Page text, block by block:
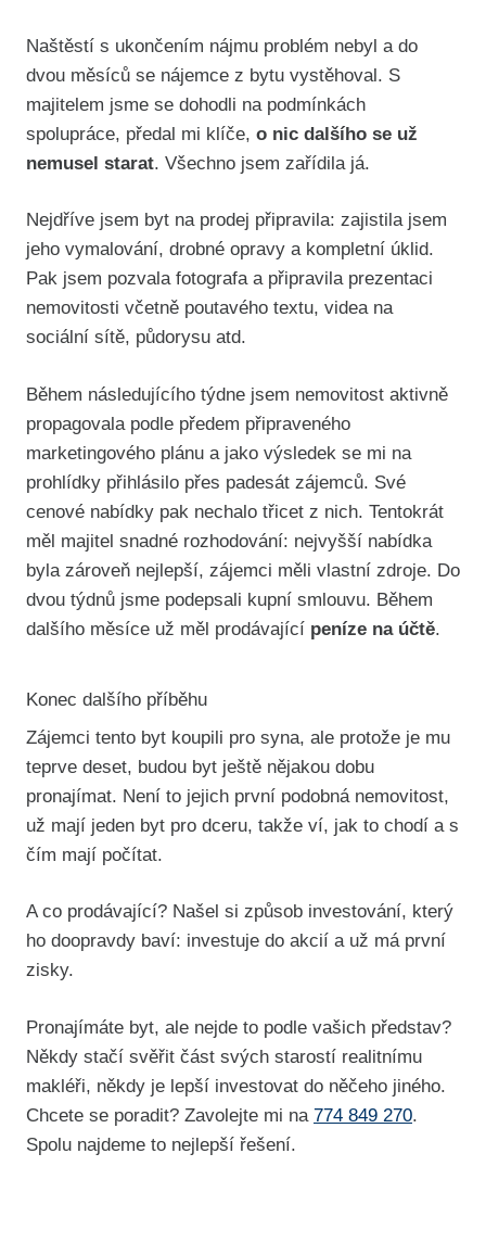
Naštěstí s ukončením nájmu problém nebyl a do
dvou měsíců se nájemce z bytu vystěhoval. S
majitelem jsme se dohodli na podmínkách
spolupráce, předal mi klíče, o nic dalšího se už
nemusel starat. Všechno jsem zařídila já.
Nejdříve jsem byt na prodej připravila: zajistila jsem
jeho vymalování, drobné opravy a kompletní úklid.
Pak jsem pozvala fotografa a připravila prezentaci
nemovitosti včetně poutavého textu, videa na
sociální sítě, půdorysu atd.
Během následujícího týdne jsem nemovitost aktivně
propagovala podle předem připraveného
marketingového plánu a jako výsledek se mi na
prohlídky přihlásilo přes padesát zájemců. Své
cenové nabídky pak nechalo třicet z nich. Tentokrát
měl majitel snadné rozhodování: nejvyšší nabídka
byla zároveň nejlepší, zájemci měli vlastní zdroje. Do
dvou týdnů jsme podepsali kupní smlouvu. Během
dalšího měsíce už měl prodávající peníze na účtě.
Konec dalšího příběhu
Zájemci tento byt koupili pro syna, ale protože je mu
teprve deset, budou byt ještě nějakou dobu
pronajímat. Není to jejich první podobná nemovitost,
už mají jeden byt pro dceru, takže ví, jak to chodí a s
čím mají počítat.
A co prodávající? Našel si způsob investování, který
ho doopravdy baví: investuje do akcií a už má první
zisky.
Pronajímáte byt, ale nejde to podle vašich představ?
Někdy stačí svěřit část svých starostí realitnímu
makléři, někdy je lepší investovat do něčeho jiného.
Chcete se poradit? Zavolejte mi na 774 849 270.
Spolu najdeme to nejlepší řešení.